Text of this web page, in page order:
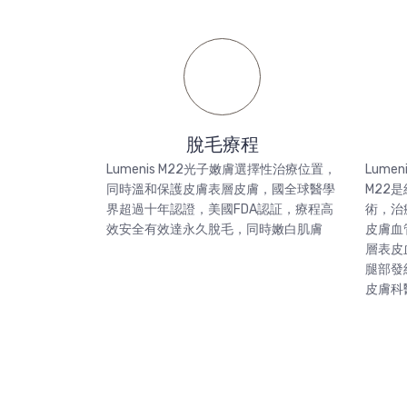
脫毛療程
Lumenis M22光子嫩膚選擇性治療位置，
同時溫和保護皮膚表層皮膚，國全球醫學
界超過十年認證，美國FDA認証，療程高
效安全有效達永久脫毛，同時嫩白肌膚
M22
術，治
皮膚
層表
腿部發
皮膚